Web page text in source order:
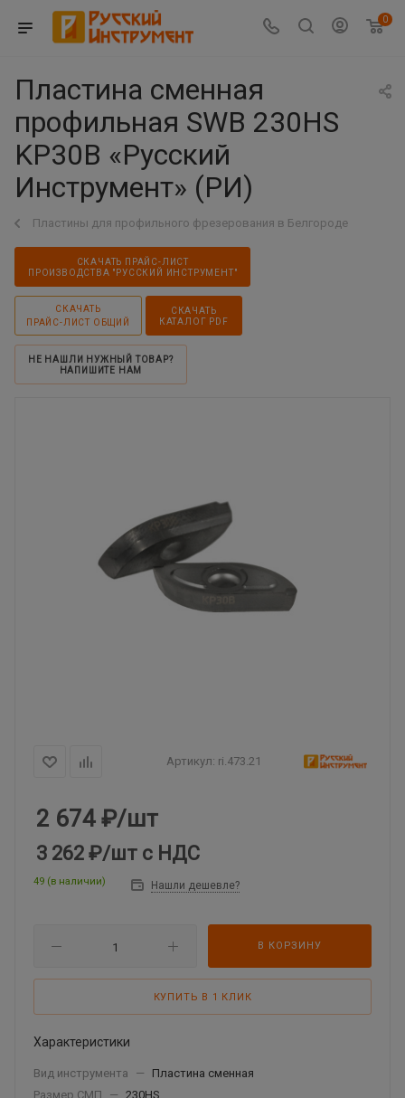
0
Пластина сменная
профильная SWB 230HS
KP30B «Русский
Инструмент» (РИ)
Пластины для профильного фрезерования в Белгороде
СКАЧАТЬ ПРАЙС-ЛИСТ
ПРОИЗВОДСТВА "РУССКИЙ ИНСТРУМЕНТ"
СКАЧАТЬ
ПРАЙС-ЛИСТ ОБЩИЙ
СКАЧАТЬ
КАТАЛОГ PDF
НЕ НАШЛИ НУЖНЫЙ ТОВАР?
НАПИШИТЕ НАМ
Артикул: ri.473.21
2 674 ₽/шт
3 262 ₽/шт с НДС
49 (в наличии) Нашли дешевле?
В КОРЗИНУ
КУПИТЬ В 1 КЛИК
Характеристики
Вид инструмента —
Пластина сменная
Размер СМП
— 230HS